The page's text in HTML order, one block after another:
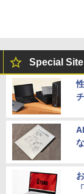
Special Site